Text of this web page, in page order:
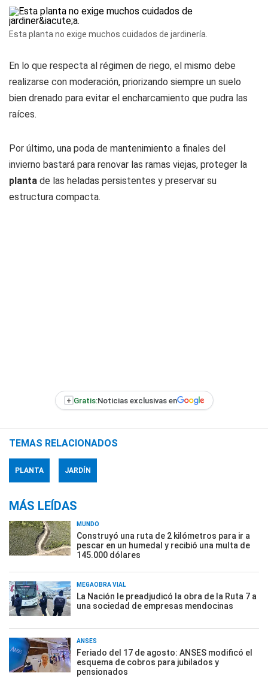
Esta planta no exige muchos cuidados de jardinería.
En lo que respecta al régimen de riego, el mismo debe
realizarse con moderación, priorizando siempre un suelo
bien drenado para evitar el encharcamiento que pudra las
raíces.
Por último, una poda de mantenimiento a finales del
invierno bastará para renovar las ramas viejas, proteger la
planta de las heladas persistentes y preservar su
estructura compacta.
+ Gratis:Noticias exclusivas en
TEMAS RELACIONADOS
PLANTA JARDÍN
MÁS LEÍDAS
MUNDO
Construyó una ruta de 2 kilómetros para ir a
pescar en un humedal y recibió una multa de
145.000 dólares
MEGAOBRA VIAL
La Nación le preadjudicó la obra de la Ruta 7 a
una sociedad de empresas mendocinas
ANSES
Feriado del 17 de agosto: ANSES modificó el
esquema de cobros para jubilados y
pensionados